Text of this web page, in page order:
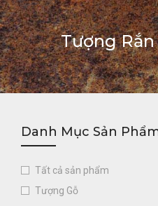
Tượng
Danh Mục Sản
Tất cả sản phẩm
Tượng Gỗ